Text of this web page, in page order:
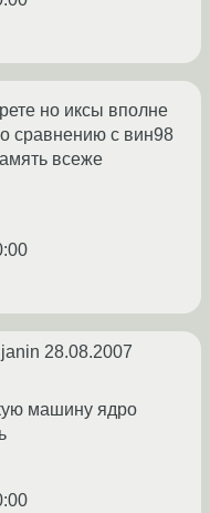
но иксы вполне
сравнению с вин98
всеже
28.08.2007
машину ядро